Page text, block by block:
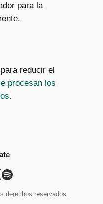
para la
reducir el
procesan los
derechos reservados.